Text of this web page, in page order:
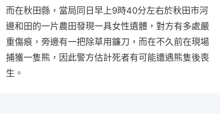
而在秋田縣，當局同日早上9時40分左右於秋田市河
邊和田的一片農田發現一具女性遺體，對方有多處嚴
重傷痕，旁邊有一把除草用鐮刀，而在不久前在現場
捕獲一隻熊，因此警方估計死者有可能遭遇熊隻後喪
生。